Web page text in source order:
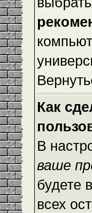
Как
В
ваше
будете
всех